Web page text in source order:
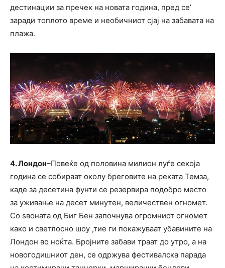
дестинации за пречек на новата година, пред се’
заради топлото време и необичниот сјај на забавата на
плажа.
4. Лондон–Повеќе од половина милион луѓе секоја
година се собираат околу бреговите на реката Темза,
каде за десетина фунти се резервира подобро место
за уживање на десет минутен, величествен огномет.
Со ѕвоната од Биг Бен започнува огромниот огномет
како и светлосно шоу ,тие ги покажуваат убавините на
Лондон во ноќта. Бројните забави траат до утро, а на
новогодишниот ден, се одржува фестивалска парада